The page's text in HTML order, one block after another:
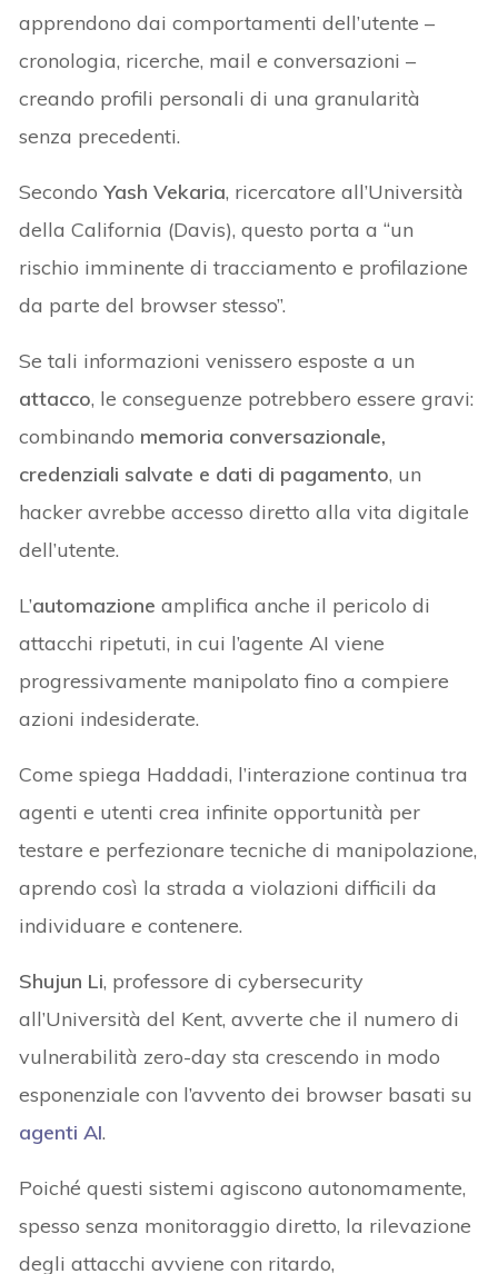
apprendono dai comportamenti dell’utente –
cronologia, ricerche, mail e conversazioni –
creando profili personali di una granularità
senza precedenti.
SecondoYash Vekaria, ricercatore all’Università
della California (Davis), questo porta a “un
rischio imminente di tracciamento e profilazione
da parte del browser stesso”.
Se tali informazioni venissero esposte a un
attacco, le conseguenze potrebbero essere gravi:
combinando memoria conversazionale,
credenziali salvate e dati di pagamento, un
hacker avrebbe accesso diretto alla vita digitale
dell’utente.
L’automazione amplifica anche il pericolo di
attacchi ripetuti, in cui l’agente AI viene
progressivamente manipolato fino a compiere
azioni indesiderate.
Come spiega Haddadi, l’interazione continua tra
agenti e utenti crea infinite opportunità per
testare e perfezionare tecniche di manipolazione,
aprendo così la strada a violazioni difficili da
individuare e contenere.
Shujun Li, professore di cybersecurity
all’Università del Kent, avverte che il numero di
vulnerabilità zero-day sta crescendo in modo
esponenziale con l’avvento dei browser basati su
agenti AI.
Poiché questi sistemi agiscono autonomamente,
spesso senza monitoraggio diretto, la rilevazione
degli attacchi avviene con ritardo,